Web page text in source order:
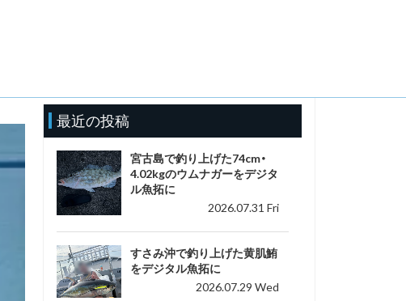
最近の投稿
宮古島で釣り上げた74cm・
4.02kgのウムナガーをデジタ
ル魚拓に
2026.07.31 Fri
すさみ沖で釣り上げた黄肌鮪
をデジタル魚拓に
2026.07.29 Wed